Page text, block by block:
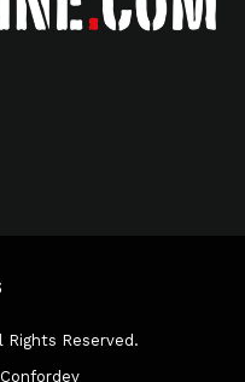
Reserved.
Confordev